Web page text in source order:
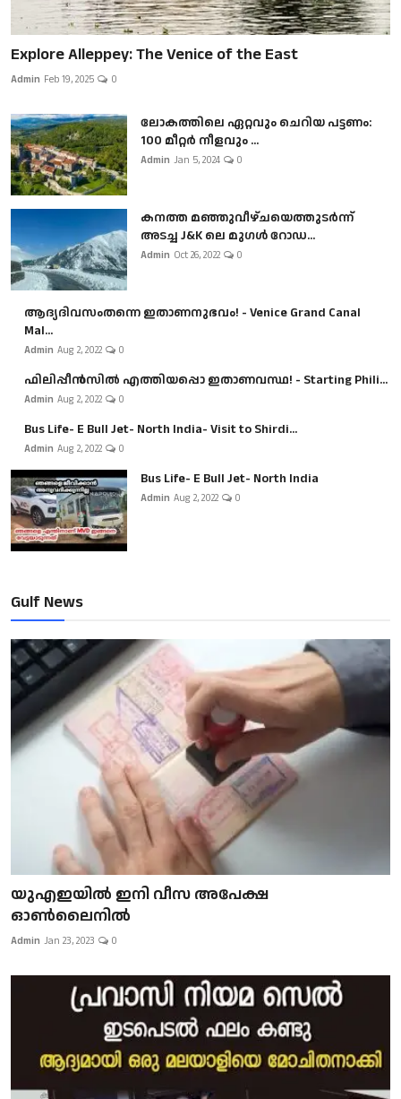
Explore Alleppey: The Venice of the East
Admin Feb 19, 2025 0
ലോകത്തിലെ ഏറ്റവും ചെറിയ പട്ടണം:
100 മീറ്റർ നീളവും ...
Admin Jan 5, 2024 0
കനത്ത മഞ്ഞുവീഴ്ചയെത്തുടർന്ന്
അടച്ച J&K ലെ മുഗൾ റോഡ...
Admin Oct 26, 2022 0
ആദ്യദിവസംതന്നെ ഇതാണനുഭവം! - Venice Grand Canal
Mal...
Admin Aug 2, 2022 0
ഫിലിപ്പീൻസിൽ എത്തിയപ്പൊ ഇതാണവസ്ഥ! - Starting Phili...
Admin Aug 2, 2022 0
Bus Life- E Bull Jet- North India- Visit to Shirdi...
Admin Aug 2, 2022 0
Bus Life- E Bull Jet- North India
Admin Aug 2, 2022 0
Gulf News
യുഎഇയിൽ ഇനി വീസ അപേക്ഷ
ഓൺലൈനിൽ
Admin Jan 23, 2023 0